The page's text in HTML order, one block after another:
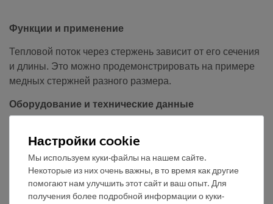
Функции и применение
Тепловой поток через стержень зависит от его сечения
и длины. Это можно продемонстрировать на примере
медных стержней разного размера.
Оборудование и технические данные
Диаметр: 3 мм.
Длина: 175 мм.
Настройки cookie
Мы используем куки-файлы на нашем сайте.
Некоторые из них очень важны, в то время как другие
помогают нам улучшить этот сайт и ваш опыт. Для
получения более подробной информации о куки-